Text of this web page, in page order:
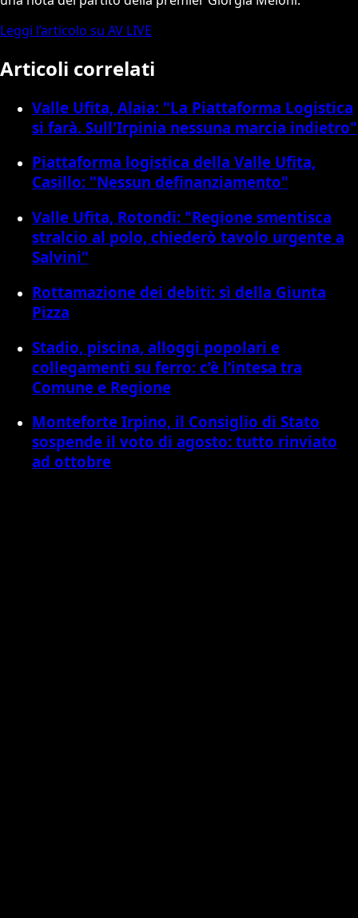
Leggi l’articolo su AV LIVE
Articoli correlati
Valle Ufita, Alaia: "La Piattaforma Logistica
si farà. Sull'Irpinia nessuna marcia indietro"
Piattaforma logistica della Valle Ufita,
Casillo: "Nessun definanziamento"
Valle Ufita, Rotondi: "Regione smentisca
stralcio al polo, chiederò tavolo urgente a
Salvini"
Rottamazione dei debiti: sì della Giunta
Pizza
Stadio, piscina, alloggi popolari e
collegamenti su ferro: c’è l’intesa tra
Comune e Regione
Monteforte Irpino, il Consiglio di Stato
sospende il voto di agosto: tutto rinviato
ad ottobre